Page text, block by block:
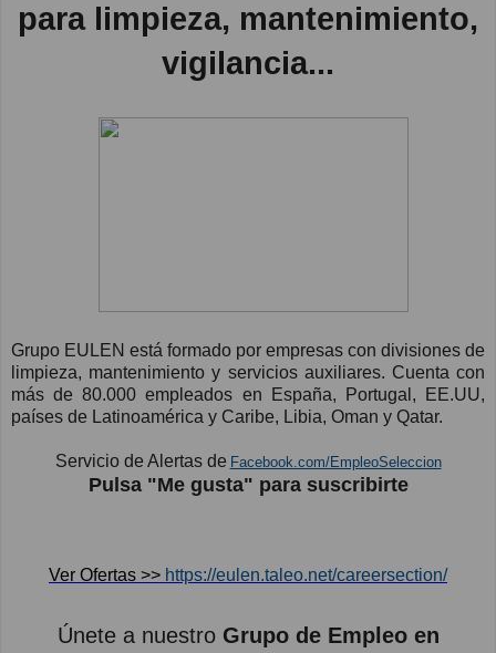
para limpieza, mantenimiento,
vigilancia...
Grupo EULEN está formado por empresas con divisiones de
limpieza, mantenimiento y servicios auxiliares. Cuenta con
más de 80.000 empleados en España, Portugal, EE.UU,
países de Latinoamérica y Caribe, Libia, Oman y Qatar.
Servicio de Alertas de Facebook.com/EmpleoSeleccion
Pulsa "Me gusta" para suscribirte
Ver Ofertas >> https://eulen.taleo.net/careersection/
Únete a nuestro Grupo de Empleo en